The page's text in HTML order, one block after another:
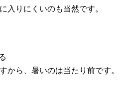
入りにくいのも当然です。
から、暑いのは当たり前です。